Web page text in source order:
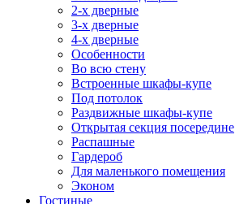
2-х дверные
3-х дверные
4-х дверные
Особенности
Во всю стену
Встроенные шкафы-купе
Под потолок
Раздвижные шкафы-купе
Открытая секция посередине
Распашные
Гардероб
Для маленького помещения
Эконом
Гостиные